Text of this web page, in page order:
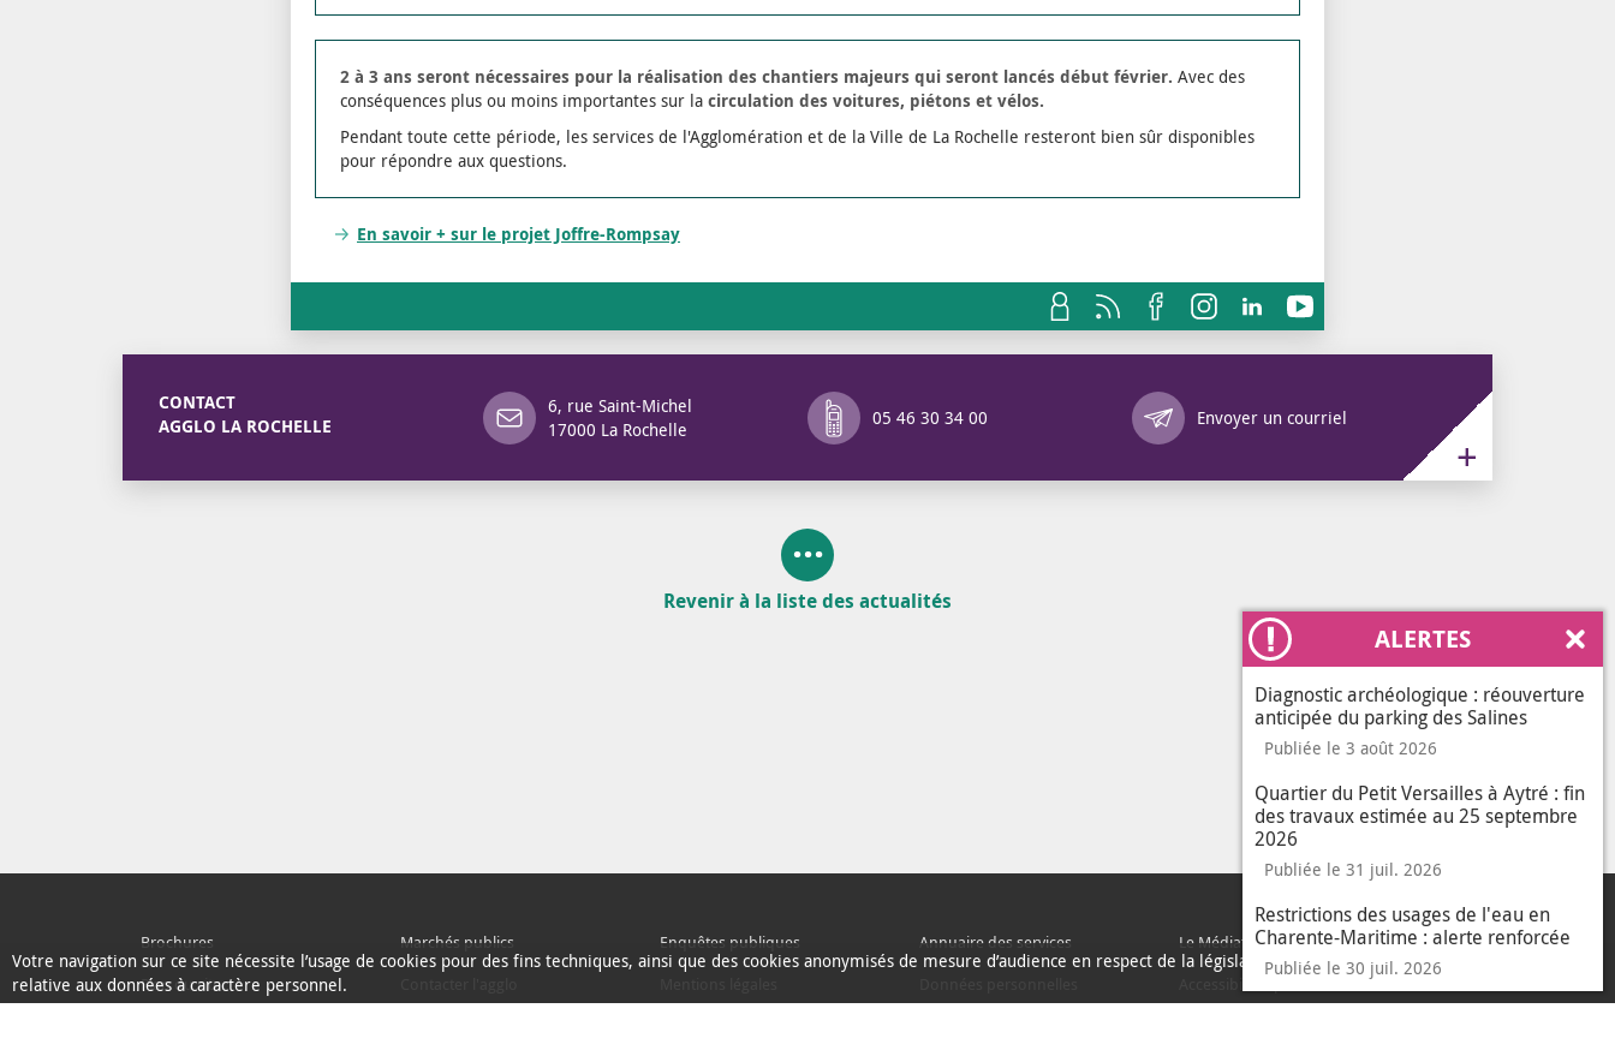
Votre navigation sur ce site nécessite l’usage de cookies pour des fins techniques, ainsi que des cookies anonymisés de mesure d’audience en respect de la législation
relative aux données à caractère personnel.
En savoir plus
le
ALERTES
Diagnostic archéologique : réouverture
anticipée du parking des Salines
Publiée le 3 août 2026
Quartier du Petit Versailles à Aytré : fin
des travaux estimée au 25 septembre
2026
Publiée le 31 juil. 2026
Restrictions des usages de l'eau en
Charente-Maritime : alerte renforcée
Publiée le 30 juil. 2026
2 à 3 ans seront nécessaires pour la réalisation des chantiers majeurs qui seront lancés début février. Avec des
conséquences plus ou moins importantes sur la circulation des voitures, piétons et vélos.
Pendant toute cette période, les services de l'Agglomération et de la Ville de La Rochelle resteront bien sûr disponibles
pour répondre aux questions.
En savoir + sur le projet Joffre-Rompsay
CONTACT
AGGLO LA ROCHELLE
6, rue Saint-Michel
17000 La Rochelle
05 46 30 34 00 Envoyer un courriel
Annuaire des services
Revenir à la liste des actualités
Brochures Marchés publics Enquêtes publiques Annuaire des services Le Médiateur de l'Agglo
Plan du site Accessibilité : partiellement conforme